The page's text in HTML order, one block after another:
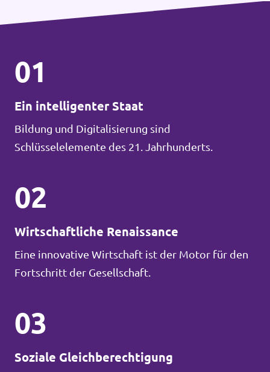
01
Ein intelligenter Staat
Bildung und Digitalisierung sind
Schlüsselelemente des 21. Jahrhunderts.
02
Wirtschaftliche Renaissance
Eine innovative Wirtschaft ist der Motor für den
Fortschritt der Gesellschaft.
03
Soziale Gleichberechtigung